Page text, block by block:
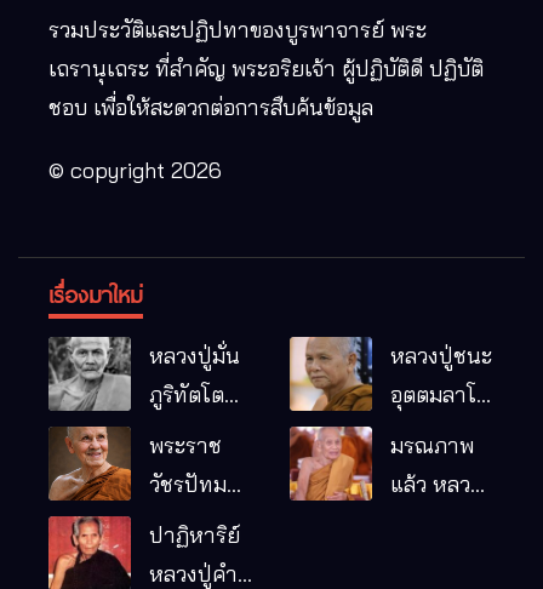
รวมประวัติและปฏิปทาของบูรพาจารย์ พระ
เถรานุเถระ ที่สำคัญ พระอริยเจ้า ผู้ปฏิบัติดี ปฏิบัติ
ชอบ เพื่อให้สะดวกต่อการสืบค้นข้อมูล
© copyright 2026
เรื่องมาใหม่
หลวงปู่มั่น
ภูริทัตโต
พระอริยเจ้า
ผู้เป็นบิดา
รมฐาน
หลวงปู่ชนะ
อุตตมลาโภ
หมากอื๋อ
พระราช
วัชรปัทม
คุณ (หลวง
ปู่บัวเกตุ
มรณภาพ
แล้ว หลวง
ปาฏิหาริย์
หลวงปู่คำ